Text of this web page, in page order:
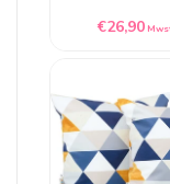
€26,90